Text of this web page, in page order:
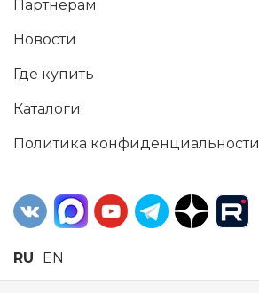
Партнерам
Новости
Где купить
Каталоги
Политика конфиденциальности
RU EN